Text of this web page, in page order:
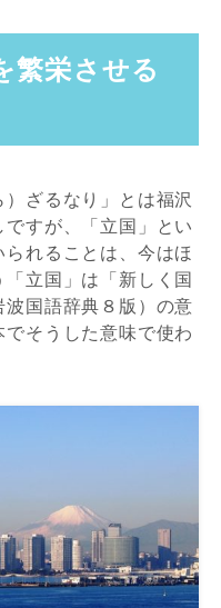
繁栄させる
）ざるなり」とは福沢
すが、「立国」とい
れることは、今はほ
立国」は「新しく国
国語辞典８版）の意
そうした意味で使わ